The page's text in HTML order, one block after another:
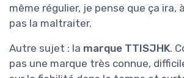
même régulier, je pense que ça ira,
pas la maltraiter.
Autre sujet : la marque TTISJHK.
pas une marque très connue,